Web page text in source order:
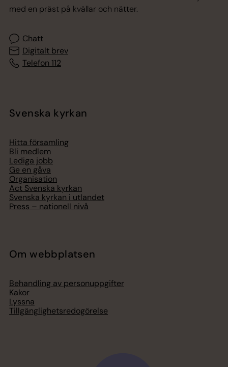
med en präst på kvällar och nätter.
Chatt
Digitalt brev
Telefon 112
Svenska kyrkan
Hitta församling
Bli medlem
Lediga jobb
Ge en gåva
Organisation
Act Svenska kyrkan
Svenska kyrkan i utlandet
Press – nationell nivå
Om webbplatsen
Behandling av personuppgifter
Kakor
Lyssna
Tillgänglighetsredogörelse